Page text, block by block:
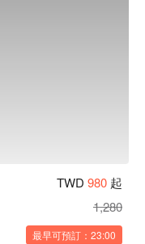
TWD 980 起
1,280
最早可預訂：23:00